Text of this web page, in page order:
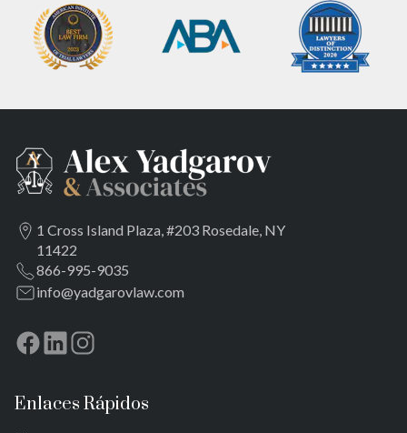
1 Cross Island Plaza, #203 Rosedale, NY
11422
866-995-9035
info@yadgarovlaw.com
Enlaces Rápidos